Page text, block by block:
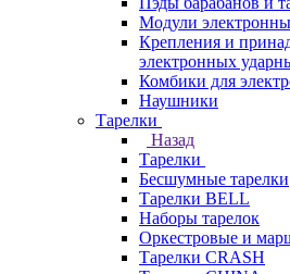
Модули
Крепления и
электронных
Комбики для
Наушники
Тарелки
Назад
Тарелки
Бесшумные тарелки
Тарелки BELL
Наборы тарелок
Оркестровые и
Тарелки CRASH